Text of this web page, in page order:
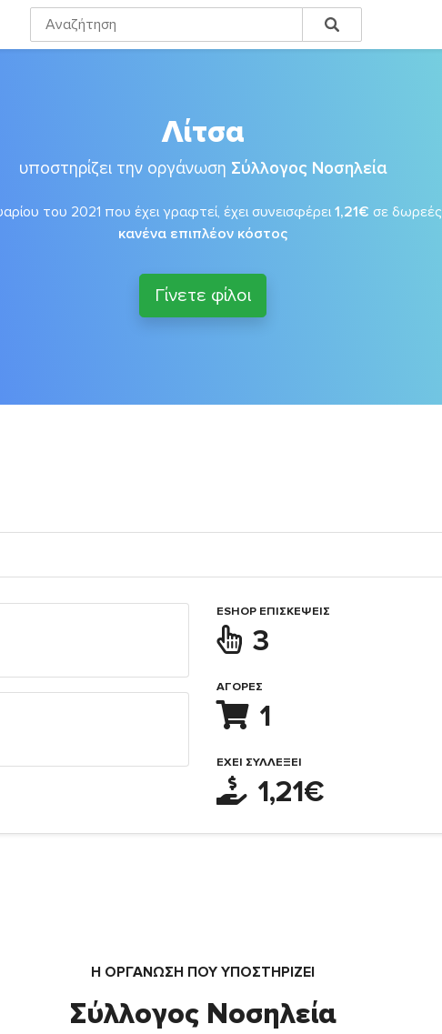
Λίτσα
υποστηρίζει την οργάνωση Σύλλογος Νοσηλεία
του 2021 που έχει γραφτεί, έχει συνεισφέρει 1,21€ σε δωρεές
κανένα επιπλέον κόστος
Γίνετε φίλοι
ESHOP ΕΠΙΣΚΈΨΕΙΣ
3
ΑΓΟΡΈΣ
1
ΈΧΕΙ ΣΥΛΛΈΞΕΙ
1,21€
Η ΟΡΓΆΝΩΣΗ ΠΟΥ ΥΠΟΣΤΗΡΙΖΕΙ
Σύλλογος Νοσηλεία